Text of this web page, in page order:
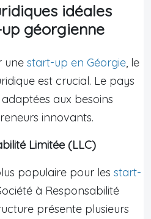
idéales
géorgienne
une start-up en Géorgie, le
est crucial. Le pays
aux besoins
innovants.
Limitée (LLC)
populaire pour les start-
à Responsabilité
présente plusieurs